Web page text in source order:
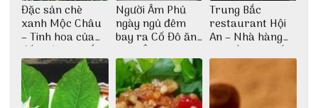
Đặc sản chè
xanh Mộc Châu
– Tinh hoa của
đất trời Tây Bắc
Người Âm Phủ
ngày ngủ đêm
bay ra Cố Đô ăn
Cơm Âm Phủ
Huế
Trung Bắc
restaurant Hội
An – Nhà hàng
cao lầu có thiết
kế vô cùng ấn
tượng giữa lòng
phố Hội